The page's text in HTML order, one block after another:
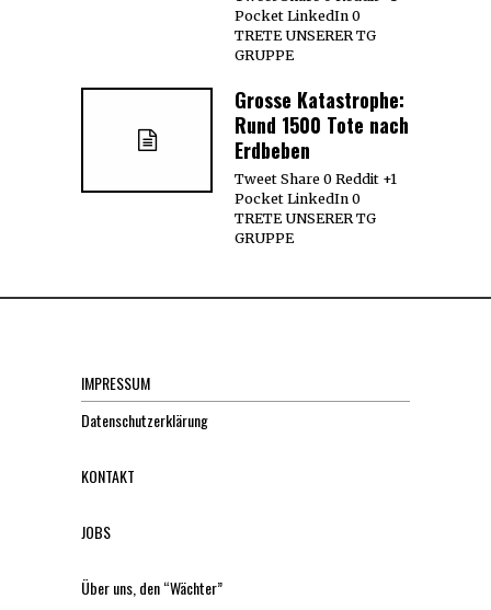
Pocket LinkedIn 0
TRETE UNSERER TG
GRUPPE
Grosse Katastrophe:
Rund 1500 Tote nach
Erdbeben
Tweet Share 0 Reddit +1
Pocket LinkedIn 0
TRETE UNSERER TG
GRUPPE
IMPRESSUM
Datenschutzerklärung
KONTAKT
JOBS
Über uns, den “Wächter”